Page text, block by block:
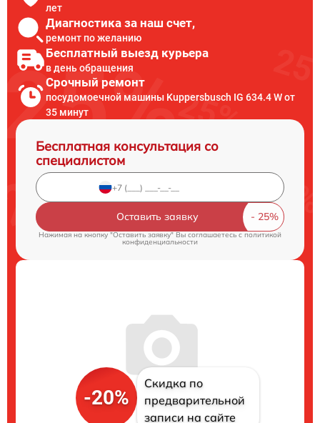
лет
Диагностика за наш счет,
ремонт по желанию
Бесплатный выезд курьера
в день обращения
Срочный ремонт
посудомоечной машины Kuppersbusch IG 634.4 W от
35 минут
Бесплатная консультация со
специалистом
Оставить заявку
Нажимая на кнопку "Оставить заявку" Вы соглашаетесь cполитикой
конфиденциальности
-20%
Скидка по
предварительной
записи на сайте